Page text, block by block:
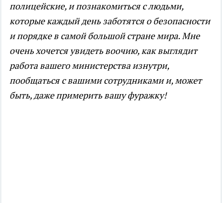
полицейские, и познакомиться с людьми,
которые каждый день заботятся о безопасности
и порядке в самой большой стране мира. Мне
очень хочется увидеть воочию, как выглядит
работа вашего министерства изнутри,
пообщаться с вашими сотрудниками и, может
быть, даже примерить вашу фуражку!